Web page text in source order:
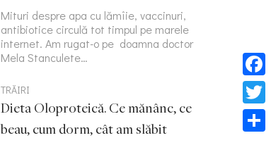
Mituri despre apa cu lămîie, vaccinuri,
antibiotice circulă tot timpul pe marele
internet. Am rugat-o pe doamna doctor
Mela Stanculete…
TRĂIRI
Dieta Oloproteică. Ce mănânc, ce
beau, cum dorm, cât am slăbit